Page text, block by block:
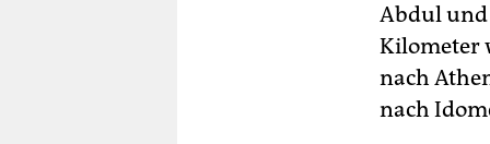
Abdul und
Kilometer
nach
nach